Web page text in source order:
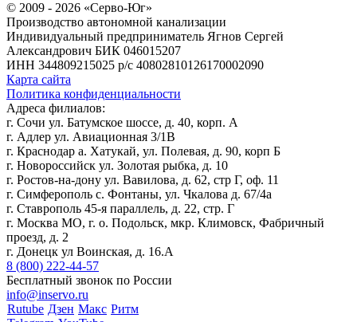
© 2009 - 2026 «Серво-Юг»
Производство автономной канализации
Индивидуальный предприниматель Ягнов Сергей
Александрович БИК 046015207
ИНН 344809215025 р/с 40802810126170002090
Карта сайта
Политика конфиденциальности
Адреса филиалов:
г. Сочи ул. Батумское шоссе, д. 40, корп. А
г. Адлер ул. Авиационная 3/1В
г. Краснодар а. Хатукай, ул. Полевая, д. 90, корп Б
г. Новороссийск ул. Золотая рыбка, д. 10
г. Ростов-на-дону ул. Вавилова, д. 62, стр Г, оф. 11
г. Симферополь с. Фонтаны, ул. Чкалова д. 67/4а
г. Ставрополь 45-я параллель, д. 22, стр. Г
г. Москва МО, г. о. Подольск, мкр. Климовск, Фабричный
проезд, д. 2
г. Донецк ул Воинская, д. 16.А
8 (800) 222-44-57
Бесплатный звонок по России
info@inservo.ru
Rutube Дзен Макс Ритм